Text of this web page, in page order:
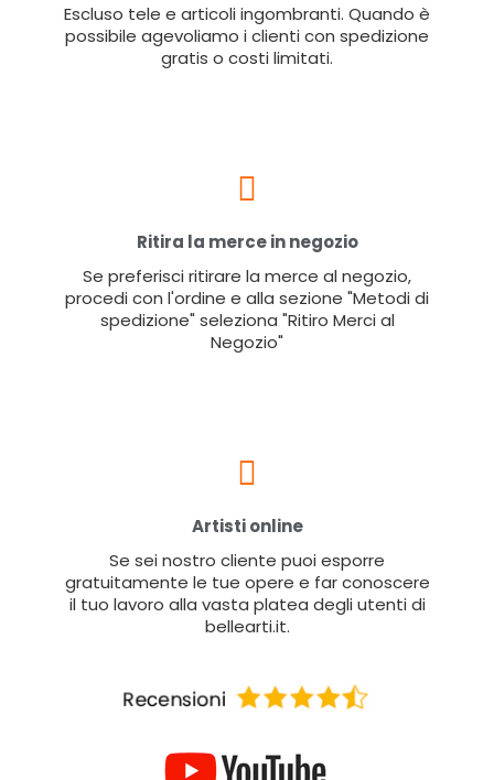
Escluso tele e articoli ingombranti. Quando è
possibile agevoliamo i clienti con spedizione
gratis o costi limitati.
Ritira la merce in negozio
Se preferisci ritirare la merce al negozio,
procedi con l'ordine e alla sezione "Metodi di
spedizione" seleziona "Ritiro Merci al
Negozio"
Artisti online
Se sei nostro cliente puoi esporre
gratuitamente le tue opere e far conoscere
il tuo lavoro alla vasta platea degli utenti di
bellearti.it.